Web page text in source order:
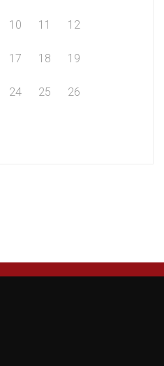
10 11 12
17 18 19
24 25 26